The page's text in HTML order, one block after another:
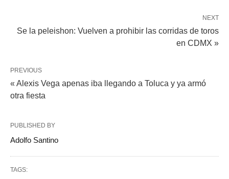
NEXT
Se la peleishon: Vuelven a prohibir las corridas de toros
en CDMX »
PREVIOUS
« Alexis Vega apenas iba llegando a Toluca y ya armó
otra fiesta
PUBLISHED BY
Adolfo Santino
TAGS: